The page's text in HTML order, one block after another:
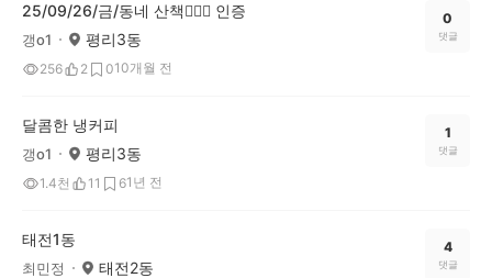
25/09/26/금/동네 산책🚶🏽‍♀️ 인증
갱o1 평리3동
256 2 010개월 전
0
댓글
달콤한 냉커피
갱o1 평리3동
1.4천 11 61년 전
1
댓글
태전1동
최민정 태전2동
4
댓글